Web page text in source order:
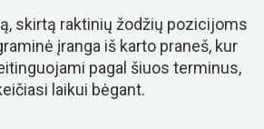
skirtą raktinių žodžių pozicijoms
įranga iš karto praneš, kur
pagal šiuos terminus,
laikui bėgant.